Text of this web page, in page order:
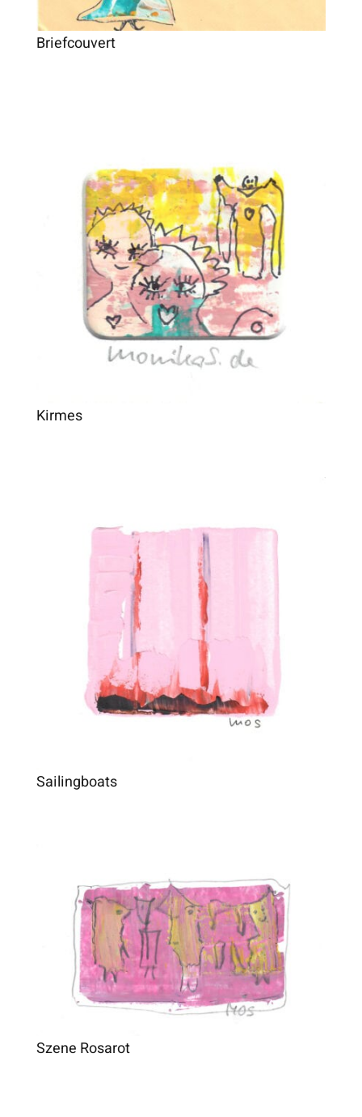
Briefcouvert
Kirmes
Sailingboats
Szene Rosarot